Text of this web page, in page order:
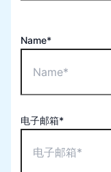
Name*
电子邮箱*